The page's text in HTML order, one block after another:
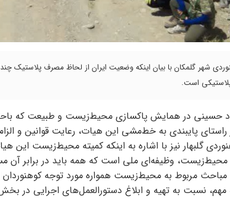
‌پلاستیکی است.
راستای پایبندی به خط‌مشی این هیات، رعایت قوانین و
گلبهار نیز با اشاره به اینکه کمیته محیط‌زیست
وظیفه‌ای ملی است که همه باید در برابر آن
مباحث مربوط به محیط‌زیست همواره مورد توجه
مهم، نسبت به تهیه و ابلاغ دستورالعمل‌های اجرایی در